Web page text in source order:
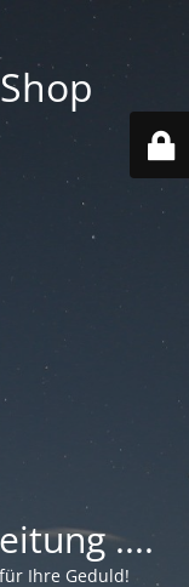
....
Ihre Geduld!